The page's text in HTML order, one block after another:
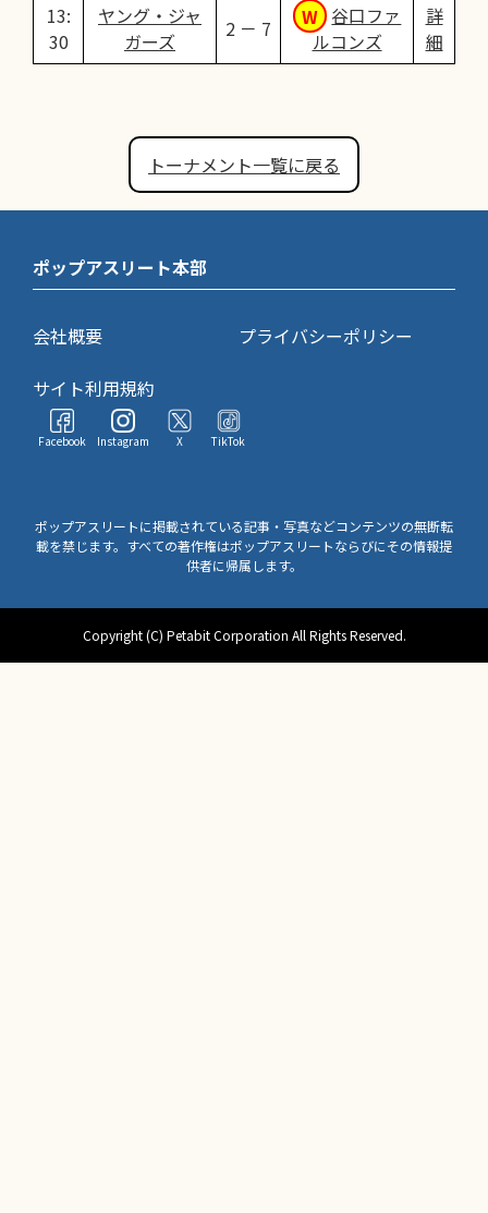
13:
30
ヤング・ジャ
ガーズ
2 － 7
谷口ファ
ルコンズ
詳
細
トーナメント一覧に戻る
ポップアスリート本部
会社概要
プライバシーポリシー
サイト利用規約
Facebook Instagram X TikTok
ポップアスリートに掲載されている記事・写真などコンテンツの無断転
載を禁じます。すべての著作権はポップアスリートならびにその情報提
供者に帰属します。
Copyright (C) Petabit Corporation All Rights Reserved.